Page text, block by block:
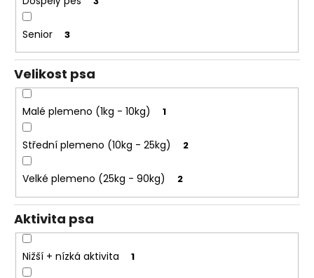
ůSenior 3
Velikost psa
Malé plemeno (1kg - 10kg) 1
Střední plemeno (10kg - 25kg) 2
Velké plemeno (25kg - 90kg) 2
Aktivita psa
Nižší + nízká aktivita 1
e
n
a
j
?
D